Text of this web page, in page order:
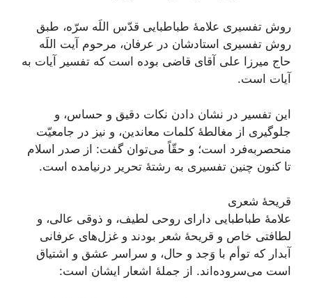
روش تفسیری علامۀ طباطبایی قدّس اللَه سرّه، طبق
روش تفسیری استادشان در عرفان، مرحوم آیت اللَه
حاج میرزا علی آقای قاضی بوده است که تفسیر آیات به
آیات است.
این تفسیر در نشان دادن نکات دقیق و حساس، و
جلوگیری از مغالطۀ کلمات معاندین، و نیز در جامعیّت
منحصربه‌فرد است؛ و حقّاً می‌توان گفت: از صدر اسلام
تا کنون چنین تفسیری به رشتۀ تحریر درنیامده است.
قریحۀ شعری
علامۀ طباطبایی داراى روحى لطيف، و ذوقى عالى، و
لطافتى خاص و قریحۀ شعر بودند و غزل‌‏هاى عرفانى
آبدار كه توأم با وَجد و حال، و سراسر عشق و اشتياق
است می‌سروده‏‌اند. از جملۀ اشعار ایشان است: